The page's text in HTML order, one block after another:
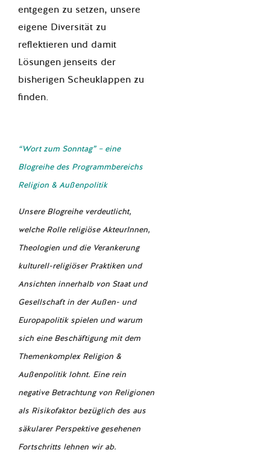
entgegen zu setzen, unsere
eigene Diversität zu
reflektieren und damit
Lösungen jenseits der
bisherigen Scheuklappen zu
finden.
“Wort zum Sonntag” – eine
Blogreihe des Programmbereichs
Religion & Außenpolitik
Unsere Blogreihe verdeutlicht,
welche Rolle religiöse AkteurInnen,
Theologien und die Verankerung
kulturell-religiöser Praktiken und
Ansichten innerhalb von Staat und
Gesellschaft in der Außen- und
Europapolitik spielen und warum
sich eine Beschäftigung mit dem
Themenkomplex Religion &
Außenpolitik lohnt. Eine rein
negative Betrachtung von Religionen
als Risikofaktor bezüglich des aus
säkularer Perspektive gesehenen
Fortschritts lehnen wir ab.